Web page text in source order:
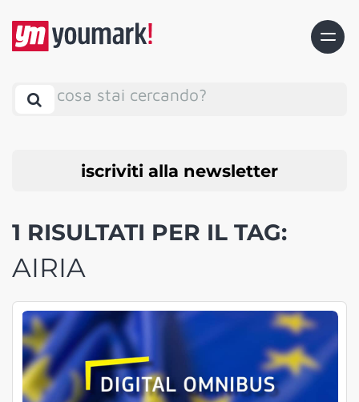
cosa stai cercando?
iscriviti alla newsletter
1 RISULTATI PER IL TAG:
AIRIA